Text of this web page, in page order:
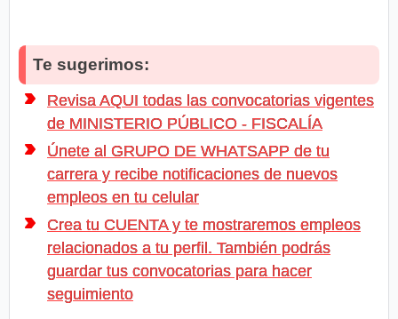
Te sugerimos:
Revisa AQUI todas las convocatorias vigentes
de MINISTERIO PÚBLICO - FISCALÍA
Únete al GRUPO DE WHATSAPP de tu
carrera y recibe notificaciones de nuevos
empleos en tu celular
Crea tu CUENTA y te mostraremos empleos
relacionados a tu perfil. También podrás
guardar tus convocatorias para hacer
seguimiento